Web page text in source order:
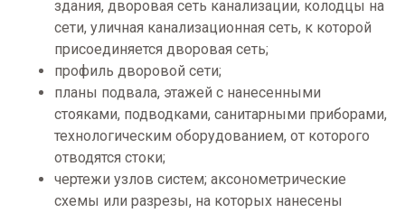
здания, дворовая сеть канализации, колодцы на
сети, уличная канализационная сеть, к которой
присоединяется дворовая сеть;
профиль дворовой сети;
планы подвала, этажей с нанесенными
стояками, подводками, санитарными приборами,
технологическим оборудованием, от которого
отводятся стоки;
чертежи узлов систем; аксонометрические
схемы или разрезы, на которых нанесены